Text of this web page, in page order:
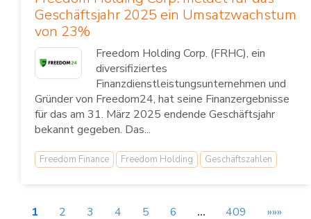
Geschäftsjahr 2025 ein Umsatzwachstum
von 23%
Freedom Holding Corp. (FRHC), ein
diversifiziertes
Finanzdienstleistungsunternehmen und
Gründer von Freedom24, hat seine Finanzergebnisse
für das am 31. März 2025 endende Geschäftsjahr
bekannt gegeben. Das...
Freedom Finance Freedom Holding Geschäftszahlen
1 2 3 4 5 6 … 409 »»»